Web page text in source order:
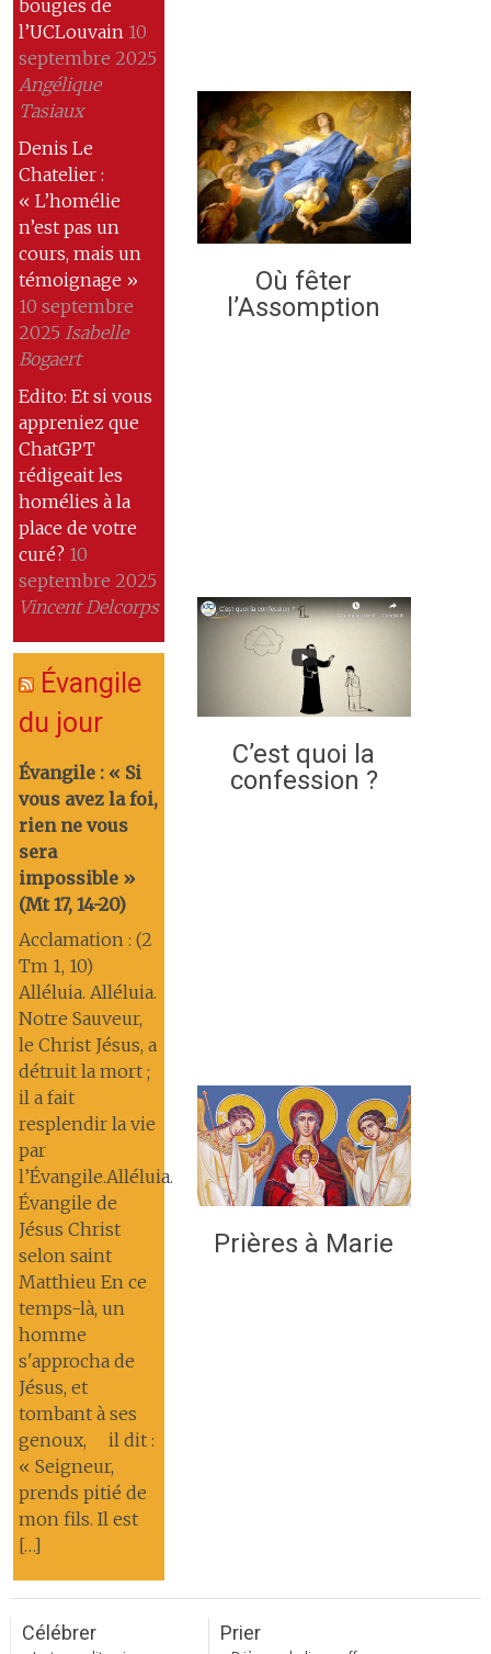
bougies de
l’UCLouvain 10
septembre 2025
Angélique
Tasiaux
Denis Le
Chatelier :
« L’homélie
n’est pas un
cours, mais un
témoignage »
10 septembre
2025 Isabelle
Bogaert
Edito: Et si vous
appreniez que
ChatGPT
rédigeait les
homélies à la
place de votre
curé? 10
septembre 2025
Vincent Delcorps
Évangile
du jour
Évangile : « Si
vous avez la foi,
rien ne vous
sera
impossible »
(Mt 17, 14-20)
Acclamation : (2
Tm 1, 10)
Alléluia. Alléluia.
Notre Sauveur,
le Christ Jésus, a
détruit la mort ;
il a fait
resplendir la vie
par
l’Évangile.Alléluia.
Évangile de
Jésus Christ
selon saint
Matthieu En ce
temps-là, un
homme
s'approcha de
Jésus, et
tombant à ses
genoux, il dit :
« Seigneur,
prends pitié de
mon fils. Il est
[…]
Où fêter
l’Assomption
C’est quoi la
confession ?
Prières à Marie
Célébrer Prier